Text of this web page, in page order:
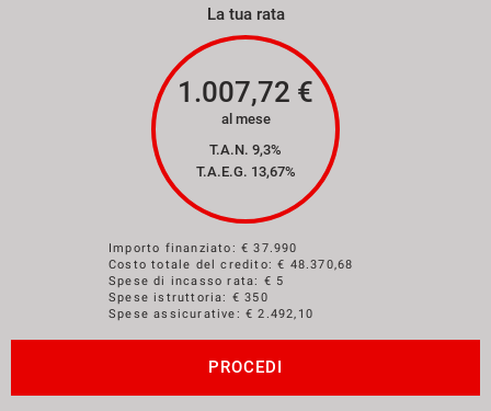
La tua rata
1.007,72 €
al mese
T.A.N. 9,3%
T.A.E.G. 13,67%
Importo finanziato: €37.990
Costo totale del credito: € 48.370,68
Spese di incasso rata: € 5
Spese istruttoria: € 350
Spese assicurative: €2.492,10
PROCEDI